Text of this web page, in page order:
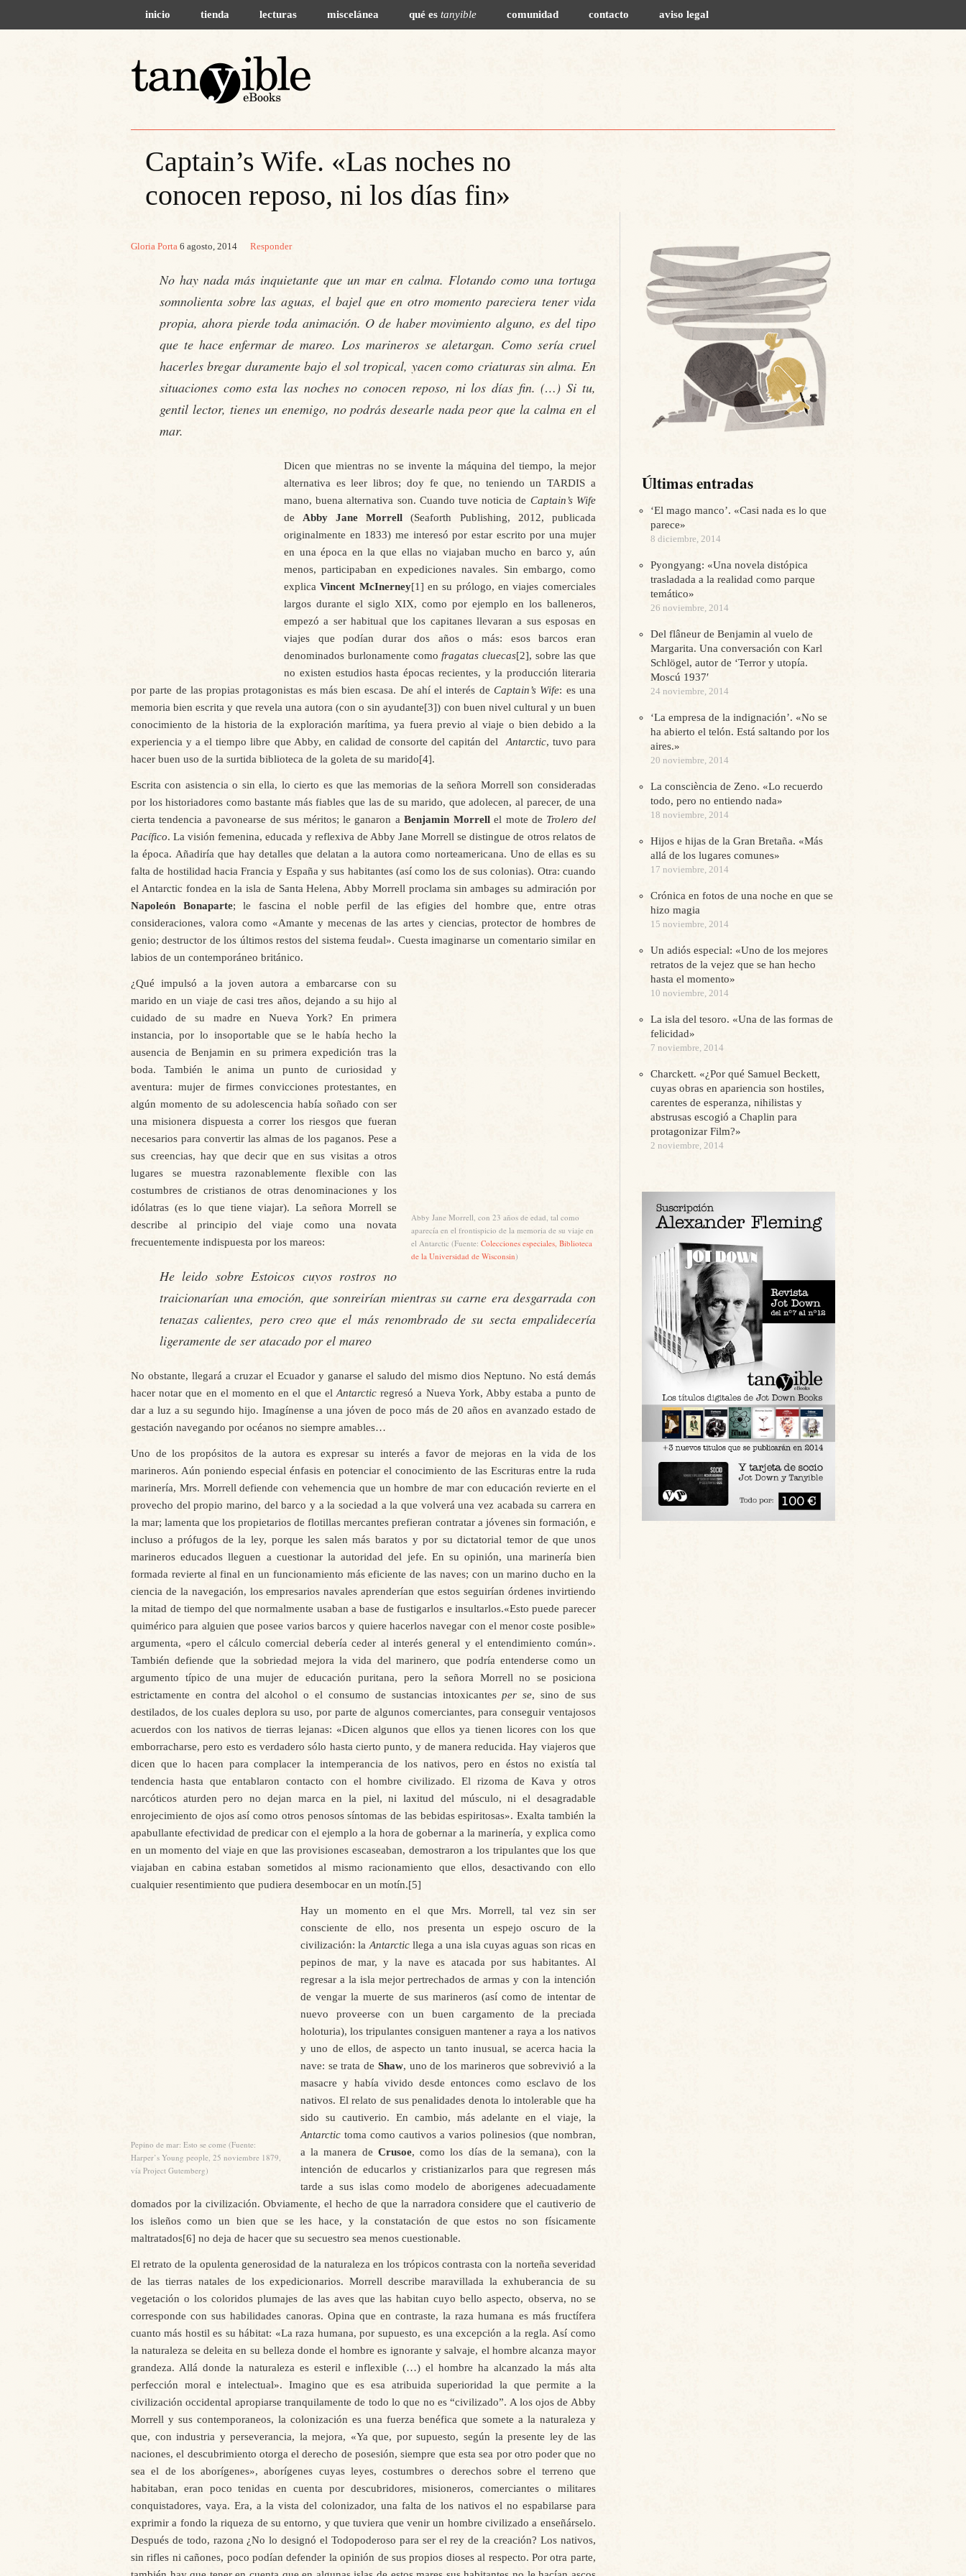
inicio tienda lecturas miscelánea qué es tanyible comunidad contacto aviso legal
Captain’s Wife. «Las noches no
conocen reposo, ni los días fin»
Gloria Porta 6 agosto, 2014 Responder
No hay nada más inquietante que un mar en calma. Flotando como una tortuga
somnolienta sobre las aguas, el bajel que en otro momento pareciera tener vida
propia, ahora pierde toda animación. O de haber movimiento alguno, es del tipo
que te hace enfermar de mareo. Los marineros se aletargan. Como sería cruel
hacerles bregar duramente bajo el sol tropical, yacen como criaturas sin alma. En
situaciones como esta las noches no conocen reposo, ni los días fin. (…) Si tu,
gentil lector, tienes un enemigo, no podrás desearle nada peor que la calma en el
mar.
Dicen que mientras no se invente la máquina del tiempo, la mejor
alternativa es leer libros; doy fe que, no teniendo un TARDIS a
mano, buena alternativa son. Cuando tuve noticia de Captain’s Wife
de Abby Jane Morrell (Seaforth Publishing, 2012, publicada
originalmente en 1833) me interesó por estar escrito por una mujer
en una época en la que ellas no viajaban mucho en barco y, aún
menos, participaban en expediciones navales. Sin embargo, como
explicaVincent McInerney[1] en su prólogo, en viajes comerciales
largos durante el siglo XIX, como por ejemplo en los balleneros,
empezó a ser habitual que los capitanes llevaran a sus esposas en
viajes que podían durar dos años o más: esos barcos eran
denominados burlonamente comofragatas cluecas[2], sobre las que
no existen estudios hasta épocas recientes, y la producción literaria
por parte de las propias protagonistas es más bien escasa. De ahí el interés de Captain’s Wife: es una
memoria bien escrita y que revela una autora (con o sin ayudante[3]) con buen nivel cultural y un buen
conocimiento de la historia de la exploración marítima, ya fuera previo al viaje o bien debido a la
experiencia y a el tiempo libre que Abby, en calidad de consorte del capitán del Antarctic, tuvo para
hacer buen uso de la surtida biblioteca de la goleta de su marido[4].
Escrita con asistencia o sin ella, lo cierto es que las memorias de la señora Morrell son consideradas
por los historiadores como bastante más fiables que las de su marido, que adolecen, al parecer, de una
cierta tendencia a pavonearse de sus méritos; le ganaron aBenjamin Morrellel mote de Trolero del
Pacífico. La visión femenina, educada y reflexiva de Abby Jane Morrell se distingue de otros relatos de
la época. Añadiría que hay detalles que delatan a la autora como norteamericana. Uno de ellas es su
falta de hostilidad hacia Francia y España y sus habitantes (así como los de sus colonias). Otra: cuando
el Antarctic fondea en la isla de Santa Helena, Abby Morrell proclama sin ambages su admiración por
Napoleón Bonaparte; le fascina el noble perfil de las efigies del hombre que, entre otras
consideraciones, valora como «Amante y mecenas de las artes y ciencias, protector de hombres de
genio; destructor de los últimos restos del sistema feudal». Cuesta imaginarse un comentario similar en
labios de un contemporáneo británico.
Abby Jane Morrell, con 23 años de edad, tal como
aparecía en el frontispicio de la memoria de su viaje en
el Antarctic (Fuente: Colecciones especiales, Biblioteca
de la Universidad de Wisconsin)
¿Qué impulsó a la joven autora a embarcarse con su
marido en un viaje de casi tres años, dejando a su hijo al
cuidado de su madre en Nueva York? En primera
instancia, por lo insoportable que se le había hecho la
ausencia de Benjamin en su primera expedición tras la
boda. También le anima un punto de curiosidad y
aventura: mujer de firmes convicciones protestantes, en
algún momento de su adolescencia había soñado con ser
una misionera dispuesta a correr los riesgos que fueran
necesarios para convertir las almas de los paganos. Pese a
sus creencias, hay que decir que en sus visitas a otros
lugares se muestra razonablemente flexible con las
costumbres de cristianos de otras denominaciones y los
idólatras (es lo que tiene viajar). La señora Morrell se
describe al principio del viaje como una novata
frecuentemente indispuesta por los mareos:
He leido sobre Estoicos cuyos rostros no
traicionarían una emoción, que sonreirían mientras su carne era desgarrada con
tenazas calientes, pero creo que el más renombrado de su secta empalidecería
ligeramente de ser atacado por el mareo
No obstante, llegará a cruzar el Ecuador y ganarse el saludo del mismo dios Neptuno. No está demás
hacer notar que en el momento en el que el Antarctic regresó a Nueva York, Abby estaba a punto de
dar a luz a su segundo hijo. Imagínense a una jóven de poco más de 20 años en avanzado estado de
gestación navegando por océanos no siempre amables…
Uno de los propósitos de la autora es expresar su interés a favor de mejoras en la vida de los
marineros. Aún poniendo especial énfasis en potenciar el conocimiento de las Escrituras entre la ruda
marinería, Mrs. Morrell defiende con vehemencia que un hombre de mar con educación revierte en el
provecho del propio marino, del barco y a la sociedad a la que volverá una vez acabada su carrera en
la mar; lamenta que los propietarios de flotillas mercantes prefieran contratar a jóvenes sin formación, e
incluso a prófugos de la ley, porque les salen más baratos y por su dictatorial temor de que unos
marineros educados lleguen a cuestionar la autoridad del jefe. En su opinión, una marinería bien
formada revierte al final en un funcionamiento más eficiente de las naves; con un marino ducho en la
ciencia de la navegación, los empresarios navales aprenderían que estos seguirían órdenes invirtiendo
la mitad de tiempo del que normalmente usaban a base de fustigarlos e insultarlos.«Esto puede parecer
quimérico para alguien que posee varios barcos y quiere hacerlos navegar con el menor coste posible»
argumenta, «pero el cálculo comercial debería ceder al interés general y el entendimiento común».
También defiende que la sobriedad mejora la vida del marinero, que podría entenderse como un
argumento típico de una mujer de educación puritana, pero la señora Morrell no se posiciona
estrictamente en contra del alcohol o el consumo de sustancias intoxicantesper se, sino de sus
destilados, de los cuales deplora su uso, por parte de algunos comerciantes, para conseguir ventajosos
acuerdos con los nativos de tierras lejanas: «Dicen algunos que ellos ya tienen licores con los que
emborracharse, pero esto es verdadero sólo hasta cierto punto, y de manera reducida. Hay viajeros que
dicen que lo hacen para complacer la intemperancia de los nativos, pero en éstos no existía tal
tendencia hasta que entablaron contacto con el hombre civilizado. El rizoma de Kava y otros
narcóticos aturden pero no dejan marca en la piel, ni laxitud del músculo, ni el desagradable
enrojecimiento de ojos así como otros penosos síntomas de las bebidas espiritosas». Exalta también la
apabullante efectividad de predicar con el ejemplo a la hora de gobernar a la marinería, y explica como
en un momento del viaje en que las provisiones escaseaban, demostraron a los tripulantes que los que
viajaban en cabina estaban sometidos al mismo racionamiento que ellos, desactivando con ello
cualquier resentimiento que pudiera desembocar en un motín.[5]
Pepino de mar: Esto se come (Fuente:
Harper’s Young people, 25 noviembre 1879,
vía Project Gutemberg)
Hay un momento en el que Mrs. Morrell, tal vez sin ser
consciente de ello, nos presenta un espejo oscuro de la
civilización: la Antarcticllega a una isla cuyas aguas son ricas en
pepinos de mar, y la nave es atacada por sus habitantes. Al
regresar a la isla mejor pertrechados de armas y con la intención
de vengar la muerte de sus marineros (así como de intentar de
nuevo proveerse con un buen cargamento de la preciada
holoturia), los tripulantes consiguen mantener a raya a los nativos
y uno de ellos, de aspecto un tanto inusual, se acerca hacia la
nave: se trata de Shaw, uno de los marineros que sobrevivió a la
masacre y había vivido desde entonces como esclavo de los
nativos. El relato de sus penalidades denota lo intolerable que ha
sido su cautiverio. En cambio, más adelante en el viaje, la
Antarctic toma como cautivos a varios polinesios (que nombran,
a la manera de Crusoe, como los días de la semana), con la
intención de educarlos y cristianizarlos para que regresen más
tarde a sus islas como modelo de aborigenes adecuadamente
domados por la civilización. Obviamente, el hecho de que la narradora considere que el cautiverio de
los isleños como un bien que se les hace, y la constatación de que estos no son físicamente
maltratados[6] no deja de hacer que su secuestro sea menos cuestionable.
El retrato de la opulenta generosidad de la naturaleza en los trópicos contrasta con la norteña severidad
de las tierras natales de los expedicionarios. Morrell describe maravillada la exhuberancia de su
vegetación o los coloridos plumajes de las aves que las habitan cuyo bello aspecto, observa, no se
corresponde con sus habilidades canoras. Opina que en contraste, la raza humana es más fructífera
cuanto más hostil es su hábitat: «La raza humana, por supuesto, es una excepción a la regla. Así como
la naturaleza se deleita en su belleza donde el hombre es ignorante y salvaje, el hombre alcanza mayor
grandeza. Allá donde la naturaleza es esteril e inflexible (…) el hombre ha alcanzado la más alta
perfección moral e intelectual». Imagino que es esa atribuida superioridad la que permite a la
civilización occidental apropiarse tranquilamente de todo lo que no es “civilizado”. A los ojos de Abby
Morrell y sus contemporaneos, la colonización es una fuerza benéfica que somete a la naturaleza y
que, con industria y perseverancia, la mejora, «Ya que, por supuesto, según la presente ley de las
naciones, el descubrimiento otorga el derecho de posesión, siempre que esta sea por otro poder que no
sea el de los aborígenes», aborígenes cuyas leyes, costumbres o derechos sobre el terreno que
habitaban, eran poco tenidas en cuenta por descubridores, misioneros, comerciantes o militares
conquistadores, vaya. Era, a la vista del colonizador, una falta de los nativos el no espabilarse para
exprimir a fondo la riqueza de su entorno, y que tuviera que venir un hombre civilizado a enseñárselo.
Después de todo, razona ¿No lo designó el Todopoderoso para ser el rey de la creación? Los nativos,
sin rifles ni cañones, poco podían defender la opinión de sus propios dioses al respecto. Por otra parte,
Últimas entradas
‘El mago manco’. «Casi nada es lo que
parece»
8 diciembre, 2014
Pyongyang: «Una novela distópica
trasladada a la realidad como parque
temático»
26 noviembre, 2014
Del flâneur de Benjamin al vuelo de
Margarita. Una conversación con Karl
Schlögel, autor de ‘Terror y utopía.
Moscú 1937′
24 noviembre, 2014
‘La empresa de la indignación’. «No se
ha abierto el telón. Está saltando por los
aires.»
20 noviembre, 2014
La consciència de Zeno. «Lo recuerdo
todo, pero no entiendo nada»
18 noviembre, 2014
Hijos e hijas de la Gran Bretaña. «Más
allá de los lugares comunes»
17 noviembre, 2014
Crónica en fotos de una noche en que se
hizo magia
15 noviembre, 2014
Un adiós especial: «Uno de los mejores
retratos de la vejez que se han hecho
hasta el momento»
10 noviembre, 2014
La isla del tesoro. «Una de las formas de
felicidad»
7 noviembre, 2014
Charckett. «¿Por qué Samuel Beckett,
cuyas obras en apariencia son hostiles,
carentes de esperanza, nihilistas y
abstrusas escogió a Chaplin para
protagonizar Film?»
2 noviembre, 2014